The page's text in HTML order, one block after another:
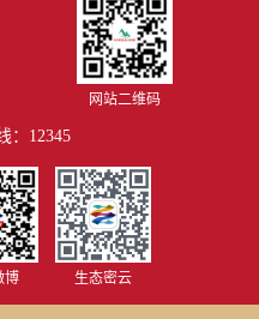
网站二维码
：12345
博 生态密云